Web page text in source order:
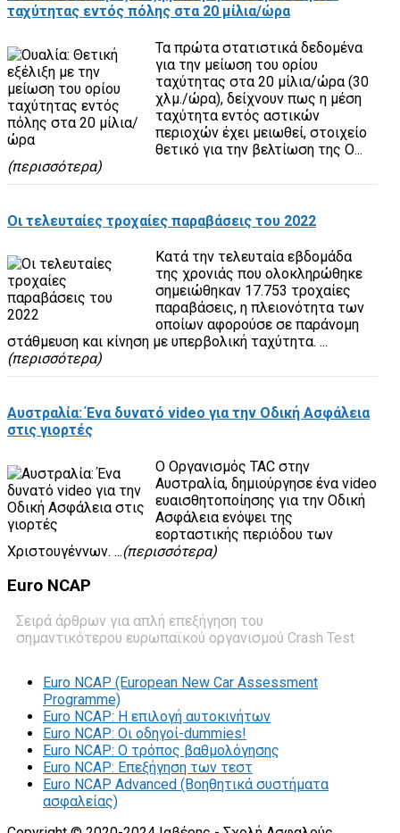
ταχύτητας εντός πόλης στα 20 μίλια/ώρα
Τα πρώτα στατιστικά δεδομένα
για την μείωση του ορίου
ταχύτητας στα 20 μίλια/ώρα (30
χλμ./ώρα), δείχνουν πως η μέση
ταχύτητα εντός αστικών
περιοχών έχει μειωθεί, στοιχείο
θετικό για την βελτίωση της Ο...
(περισσότερα)
Οι τελευταίες τροχαίες παραβάσεις του 2022
Κατά την τελευταία εβδομάδα
της χρονιάς που ολοκληρώθηκε
σημειώθηκαν 17.753 τροχαίες
παραβάσεις, η πλειονότητα των
οποίων αφορούσε σε παράνομη
στάθμευση και κίνηση με υπερβολική ταχύτητα. ...
(περισσότερα)
Αυστραλία: Ένα δυνατό video για την Οδική Ασφάλεια
στις γιορτές
O Οργανισμός TAC στην
Αυστραλία, δημιούργησε ένα video
ευαισθητοποίησης για την Οδική
Ασφάλεια ενόψει της
εορταστικής περιόδου των
Χριστουγέννων. ...(περισσότερα)
Euro NCAP
Σειρά άρθρων για απλή επεξήγηση του
σημαντικότερου ευρωπαϊκού οργανισμού Crash Test
Euro NCAP (European New Car Assessment
Programme)
Euro NCAP: Η επιλογή αυτοκινήτων
Euro NCAP: Οι οδηγοί-dummies!
Euro NCAP: O τρόπος βαθμολόγησης
Euro NCAP: Επεξήγηση των τεστ
Euro NCAP Advanced (Βοηθητικά συστήματα
ασφαλείας)